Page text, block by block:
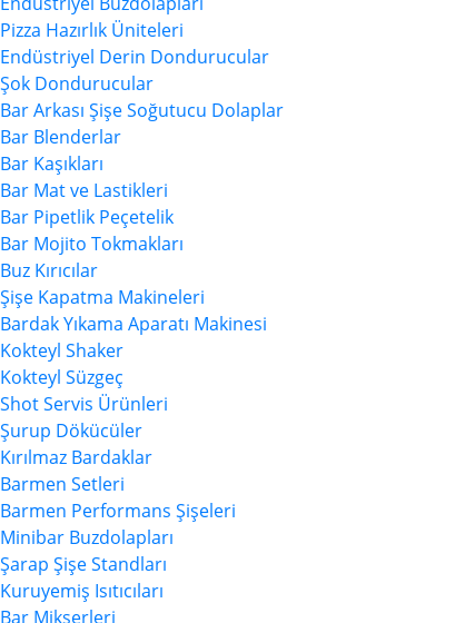
Pizza Hazırlık Üniteleri
Endüstriyel Derin Dondurucular
Şok Dondurucular
Bar Arkası Şişe Soğutucu Dolaplar
Bar Blenderlar
Bar Kaşıkları
Bar Mat ve Lastikleri
Bar Pipetlik Peçetelik
Bar Mojito Tokmakları
Buz Kırıcılar
Şişe Kapatma Makineleri
Bardak Yıkama Aparatı Makinesi
Kokteyl Shaker
Kokteyl Süzgeç
Shot Servis Ürünleri
Şurup Dökücüler
Kırılmaz Bardaklar
Barmen Setleri
Barmen Performans Şişeleri
Minibar Buzdolapları
Şarap Şişe Standları
Kuruyemiş Isıtıcıları
Bar Mikserleri